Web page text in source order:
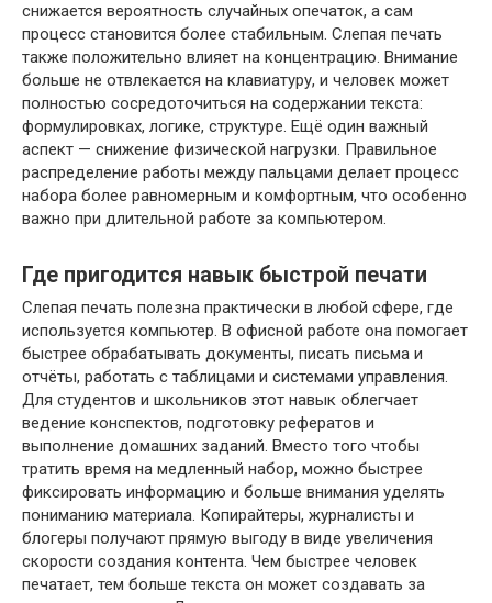
снижается вероятность случайных опечаток, а сам
процесс становится более стабильным. Слепая печать
также положительно влияет на концентрацию. Внимание
больше не отвлекается на клавиатуру, и человек может
полностью сосредоточиться на содержании текста:
формулировках, логике, структуре. Ещё один важный
аспект — снижение физической нагрузки. Правильное
распределение работы между пальцами делает процесс
набора более равномерным и комфортным, что особенно
важно при длительной работе за компьютером.
Где пригодится навык быстрой печати
Слепая печать полезна практически в любой сфере, где
используется компьютер. В офисной работе она помогает
быстрее обрабатывать документы, писать письма и
отчёты, работать с таблицами и системами управления.
Для студентов и школьников этот навык облегчает
ведение конспектов, подготовку рефератов и
выполнение домашних заданий. Вместо того чтобы
тратить время на медленный набор, можно быстрее
фиксировать информацию и больше внимания уделять
пониманию материала. Копирайтеры, журналисты и
блогеры получают прямую выгоду в виде увеличения
скорости создания контента. Чем быстрее человек
печатает, тем больше текста он может создавать за